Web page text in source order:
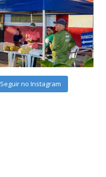
Seguir no Instagram